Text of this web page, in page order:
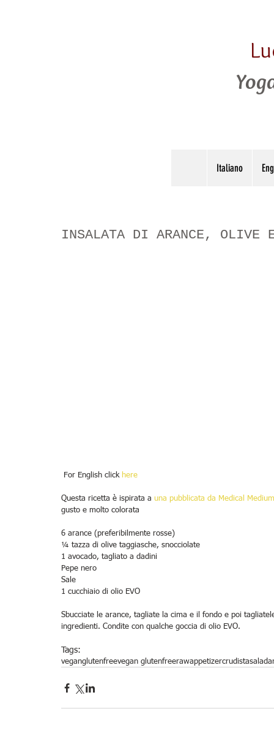
Italiano
INSALATA DI ARANCE, OLIVE E
For English click here
Questa ricetta è ispirata a una pubblicata da Medical
gusto e molto colorata
6 arance (preferibilmente rosse)
¼ tazza di olive taggiasche, snocciolate
1 avocado, tagliato a dadini
Pepe nero
Sale
1 cucchiaio di olio EVO
Sbucciate le arance, tagliate la cima e il fondo e poi
ingredienti. Condite con qualche goccia di olio EVO.
Tags:
veganglutenfreevegan glutenfreerawappetizercrudistasalad